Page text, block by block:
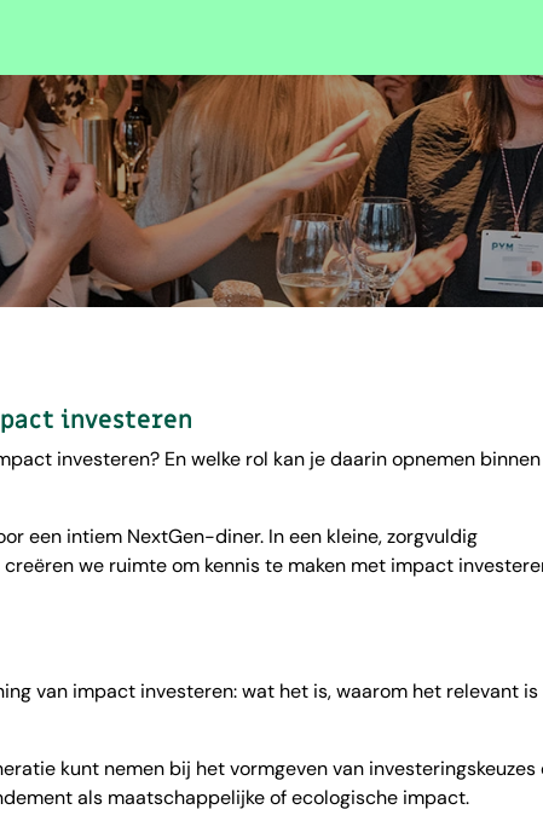
investeren
investeren? En welke rol kan je daarin opnemen
een intiem NextGen-diner. In een kleine, zorgvuldig
we ruimte om kennis te maken met impact
van impact investeren: wat het is, waarom het relevant is
kunt nemen bij het vormgeven van investeringskeuzes
als maatschappelijke of ecologische impact.